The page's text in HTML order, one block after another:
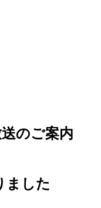
のご案内
ました